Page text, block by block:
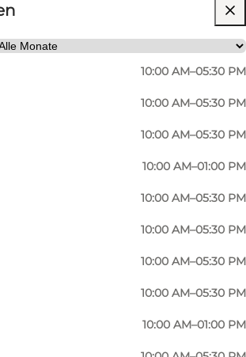
10:00 AM–05:30 PM
10:00 AM–05:30 PM
10:00 AM–05:30 PM
10:00 AM–01:00 PM
10:00 AM–05:30 PM
10:00 AM–05:30 PM
10:00 AM–05:30 PM
10:00 AM–05:30 PM
10:00 AM–01:00 PM
Mein Partner, Freunde
Odense hat das Ziel, das
der Einwohner von Fünen
und Delikatessen zu
weil die Auswahl an dänischem
Käse größer ist, die
sind und der Service
aber auch weil Producenten
andere Spezialitäten verkauft,